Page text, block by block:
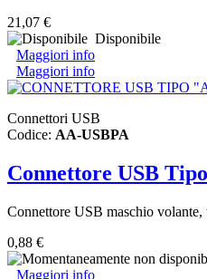
21,07 €
Disponibile
Maggiori info
Maggiori info
Connettori USB
Codice: AA-USBPA
Connettore USB
Connettore USB maschio volante,
0,88 €
Maggiori info